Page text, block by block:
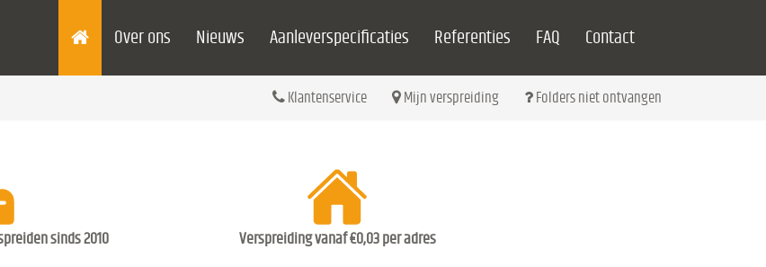
Over ons Nieuws Aanleverspecificaties Referenties FAQ Contact
Klantenservice Mijn verspreiding Folders niet ontvangen
sinds 2010 Verspreiding vanaf €0,03 per adres